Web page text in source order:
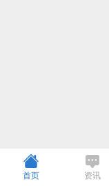
首页 资讯